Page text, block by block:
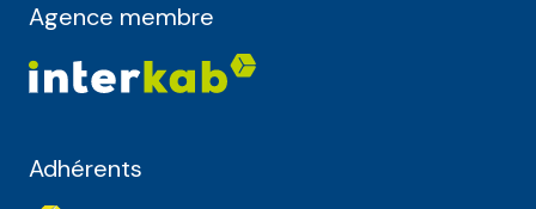
Agence membre
Adhérents